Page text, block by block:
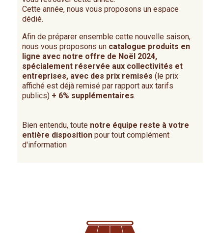
Cette année, nous vous proposons un espace
dédié.
Afin de préparer ensemble cette nouvelle saison,
nous vous proposons un catalogue produits en
ligne avec notre offre de Noël 2024,
spécialement réservée aux collectivités et
entreprises, avec des prix remisés (le prix
affiché est déjà remisé par rapport aux tarifs
publics) + 6% supplémentaires.
Bien entendu, toute notre équipe reste à votre
entière disposition pour tout complément
d'information